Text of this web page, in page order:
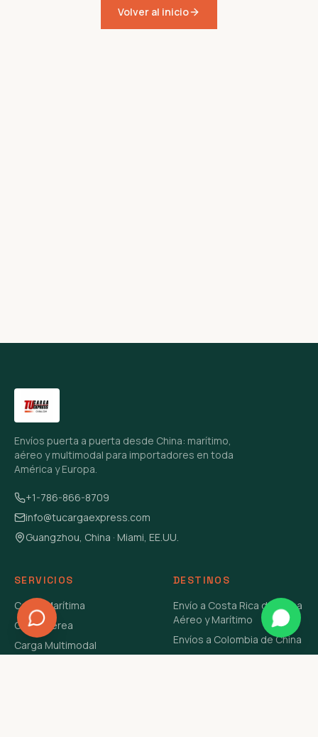
Volver al inicio
Envíos puerta a puerta desde China: marítimo,
aéreo y multimodal para importadores en toda
América y Europa.
+1-786-866-8709
info@tucargaexpress.com
Guangzhou, China · Miami, EE.UU.
SERVICIOS
Carga Marítima
Carga Aérea
Carga Multimodal
DESTINOS
Envío a Costa Rica de China
Aéreo y Marítimo
Envíos a Colombia de China